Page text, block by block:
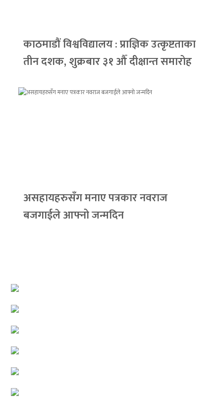
काठमाडौं विश्वविद्यालय : प्राज्ञिक उत्कृष्टताका
तीन दशक, शुक्रबार ३१ औँ दीक्षान्त समारोह
असहायहरुसँग मनाए पत्रकार नवराज
बजगाईले आफ्नो जन्मदिन